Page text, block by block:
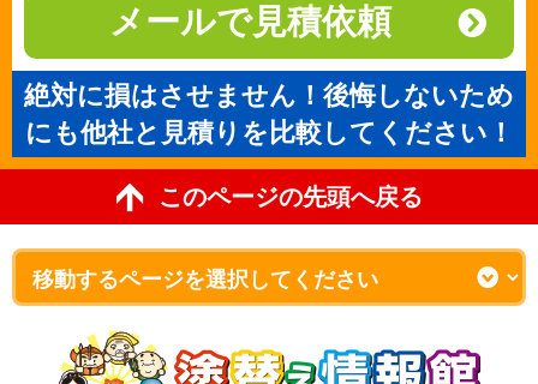
メールで見積依頼
絶対に損はさせません！後悔しないため
にも他社と見積りを比較してください！
このページの先頭へ戻る